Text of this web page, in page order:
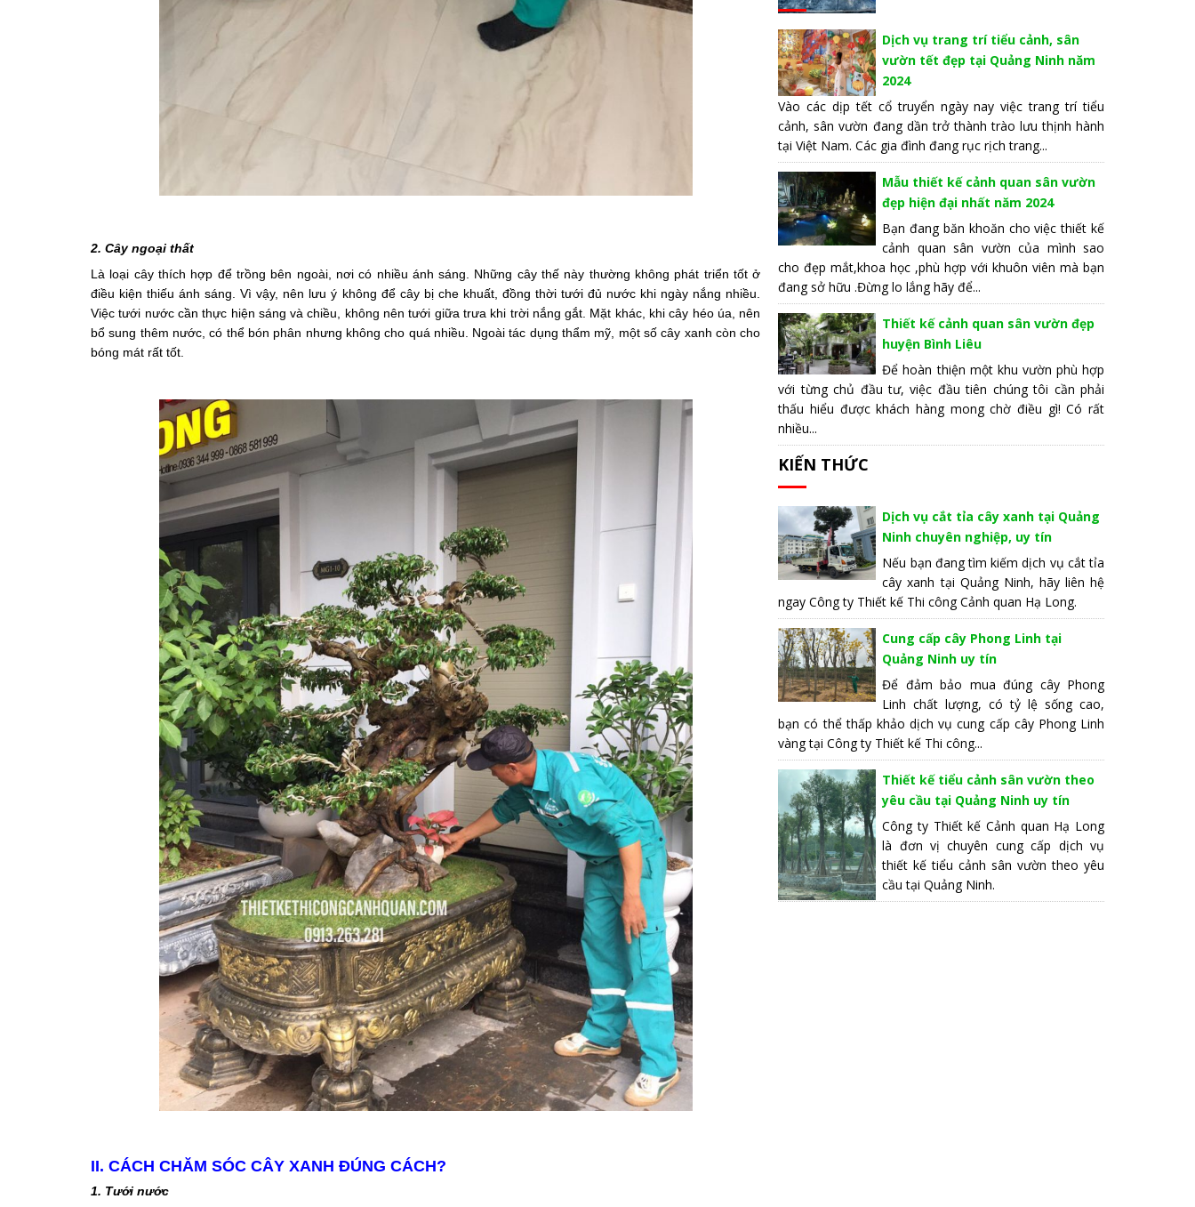
2. Cây ngoại thất
Là loại cây thích hợp để trồng bên ngoài, nơi có nhiều ánh sáng. Những cây thế này thường không phát triển tốt ở
điều kiện thiếu ánh sáng. Vì vậy, nên lưu ý không để cây bị che khuất, đồng thời tưới đủ nước khi ngày nắng nhiều.
Việc tưới nước cần thực hiện sáng và chiều, không nên tưới giữa trưa khi trời nắng gắt. Mặt khác, khi cây héo úa, nên
bổ sung thêm nước, có thể bón phân nhưng không cho quá nhiều. Ngoài tác dụng thẩm mỹ, một số cây xanh còn cho
bóng mát rất tốt.
II. CÁCH CHĂM SÓC CÂY XANH ĐÚNG CÁCH?
1. Tưới nước
Dịch vụ trang trí tiểu cảnh, sân
vườn tết đẹp tại Quảng Ninh năm
2024
Vào các dịp tết cổ truyển ngày nay việc trang trí tiểu
cảnh, sân vườn đang dần trở thành trào lưu thịnh hành
tại Việt Nam. Các gia đình đang rục rịch trang...
Mẫu thiết kế cảnh quan sân vườn
đẹp hiện đại nhất năm 2024
Bạn đang băn khoăn cho việc thiết kế
cảnh quan sân vườn của mình sao
cho đẹp mắt,khoa học ,phù hợp với khuôn viên mà bạn
đang sở hữu .Đừng lo lắng hãy để...
Thiết kế cảnh quan sân vườn đẹp
huyện Bình Liêu
Để hoàn thiện một khu vườn phù hợp
với từng chủ đầu tư, việc đầu tiên chúng tôi cần phải
thấu hiểu được khách hàng mong chờ điều gì! Có rất
nhiều...
KIẾN THỨC
Dịch vụ cắt tỉa cây xanh tại Quảng
Ninh chuyên nghiệp, uy tín
Nếu bạn đang tìm kiếm dịch vụ cắt tỉa
cây xanh tại Quảng Ninh, hãy liên hệ
ngay Công ty Thiết kế Thi công Cảnh quan Hạ Long.
Cung cấp cây Phong Linh tại
Quảng Ninh uy tín
Để đảm bảo mua đúng cây Phong
Linh chất lượng, có tỷ lệ sống cao,
bạn có thể thấp khảo dịch vụ cung cấp cây Phong Linh
vàng tại Công ty Thiết kế Thi công...
Thiết kế tiểu cảnh sân vườn theo
yêu cầu tại Quảng Ninh uy tín
Công ty Thiết kế Cảnh quan Hạ Long
là đơn vị chuyên cung cấp dịch vụ
thiết kế tiểu cảnh sân vườn theo yêu
cầu tại Quảng Ninh.